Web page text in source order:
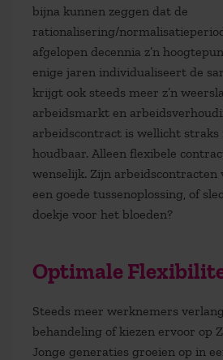
bijna kunnen zeggen dat de
rationalisering/
afgelopen decennia z’n
enige jaren individualiseert de
krijgt ook steeds meer z’n
arbeidsmarkt en
arbeidscontract is wellicht straks
houdbaar. Alleen flexibele
wenselijk. Zijn arbeidscontracten
een goede tussenoplossing, of
doekje voor het bloeden?
Optimale
Steeds meer werknemers
behandeling of kiezen ervoor op
Jonge generaties groeien op in